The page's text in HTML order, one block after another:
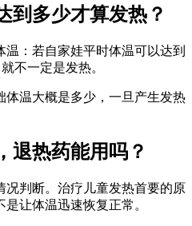
到多少才算发热？
：若自家娃平时体温可以达到
不一定是发热。
体温大概是多少，一旦产生发热
退热药能用吗？
况判断。治疗儿童发热首要的原
让体温迅速恢复正常。